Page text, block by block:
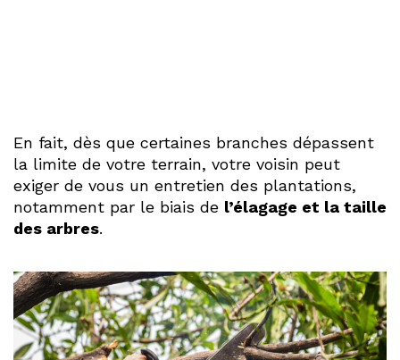
En fait, dès que certaines branches dépassent
la limite de votre terrain, votre voisin peut
exiger de vous un entretien des plantations,
notamment par le biais de l’élagage et la taille
des arbres.